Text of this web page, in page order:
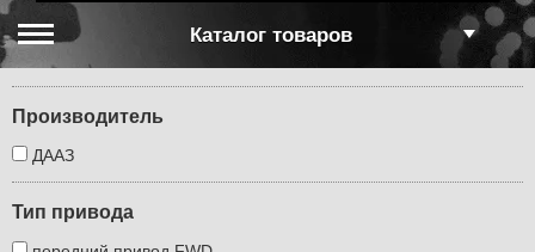
Каталог товаров
Производитель
ДААЗ
Тип привода